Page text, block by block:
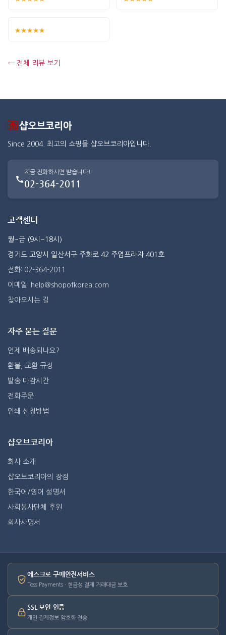
★★★★★
← 전체 리뷰 보기
Since 2004. 최고의 쇼핑몰 샵오브코리아입니다.
지금 전화하시면 받습니다!
02-364-2011
고객센터
월~금 (9시~18시)
경기도 고양시 일산서구 주화로 42 주엽프라자 401호
전화: 02-364-2011
이메일: help@shopofkorea.com
찾아오시는 길
자주 묻는 질문
언제 배송되나요?
환불, 교환 규정
발송 마감시간
전화주문
인쇄 신청방법
샵오브코리아
회사 소개
샵오브코리아의 장점
한국어/영어 설명서
사회봉사단체 후원
회사사명서
에스크로 구매안전서비스
Toss Payments · 현금성 결제 거래대금 보호
SSL 보안 인증
개인·결제정보 암호화 전송